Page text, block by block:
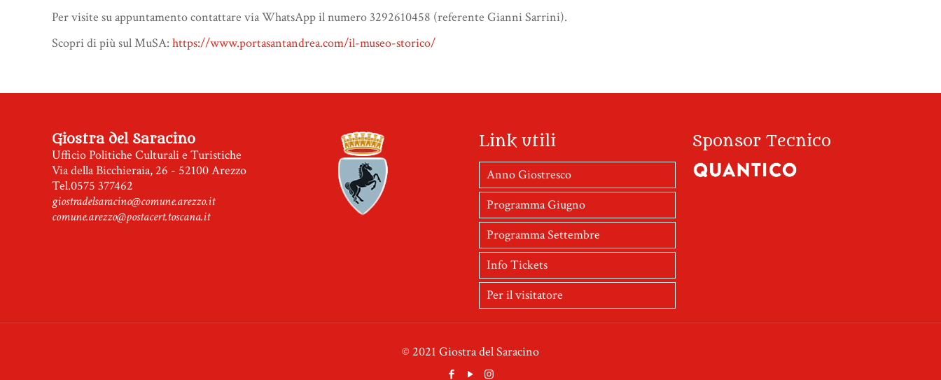
Per visite su appuntamento contattare via WhatsApp il numero 3292610458 (referente Gianni Sarrini).
Scopri di più sul MuSA:https://www.portasantandrea.com/il-museo-storico/
Giostra del Saracino
Ufficio Politiche Culturali e Turistiche
Via della Bicchieraia, 26 - 52100 Arezzo
Tel.0575 377462
giostradelsaracino@comune.arezzo.it
comune.arezzo@postacert.toscana.it
Link utili
Anno Giostresco
Programma Giugno
Programma Settembre
Info Tickets
Per il visitatore
Sponsor Tecnico
© 2021 Giostra del Saracino